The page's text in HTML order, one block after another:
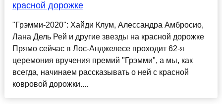
красной дорожке
"Грэмми-2020": Хайди Клум, Алессандра Амбросио,
Лана Дель Рей и другие звезды на красной дорожке
Прямо сейчас в Лос-Анджелесе проходит 62-я
церемония вручения премий "Грэмми", а мы, как
всегда, начинаем рассказывать о ней с красной
ковровой дорожки....